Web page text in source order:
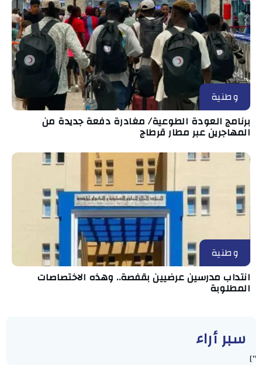
وطنية
برنامج العودة الطوعية/ مغادرة دفعة جديدة من
المهاجرين عبر مطار قرطاج
وطنية
انتداب مدرسين عرضيين بقفصة.. وهذه الاختصاصات
المطلوبة
سبر أراء
"]